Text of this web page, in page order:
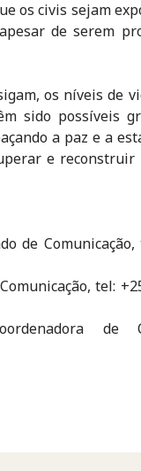
os civis sejam
de serem
os níveis de
sido possíveis
a paz e a
e reconstruir
de
tel:
de